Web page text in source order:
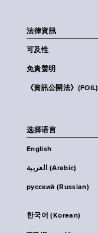
法律資訊
可及性
免責聲明
《資訊公開法》(FOIL)
选择语言
English
العربية (Arabic)
русский (Russian)
한국어 (Korean)